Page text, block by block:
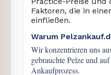
Faktoren, die in
einfließen.
Warum
Wir konzentrieren uns
gebrauchte Pelze und
Ankaufprozess.